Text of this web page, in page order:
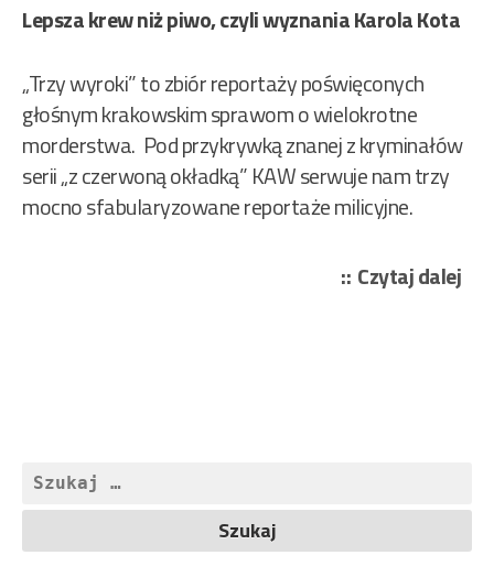
Lepsza krew niż piwo, czyli wyznania Karola Kota
„Trzy wyroki” to zbiór reportaży poświęconych
głośnym krakowskim sprawom o wielokrotne
morderstwa. Pod przykrywką znanej z kryminałów
serii „z czerwoną okładką” KAW serwuje nam trzy
mocno sfabularyzowane reportaże milicyjne.
Czytaj dalej
Szukaj: